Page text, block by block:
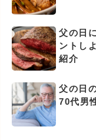
父の日
ントし
紹介
父の日
70代男